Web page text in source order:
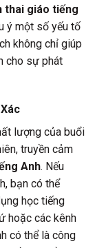
thai giáo tiếng
ý một số yếu tố
không chỉ giúp
cho sự phát
lượng của buổi
truyền cảm
Anh. Nếu
bạn có thể
học tiếng
hoặc các kênh
có thể là công